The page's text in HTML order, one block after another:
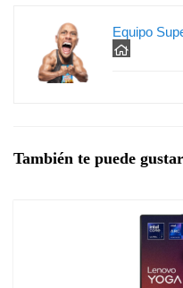
Equipo
También te puede gustar